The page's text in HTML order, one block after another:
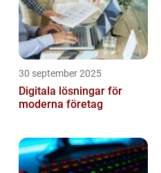
30 september 2025
Digitala lösningar för
moderna företag